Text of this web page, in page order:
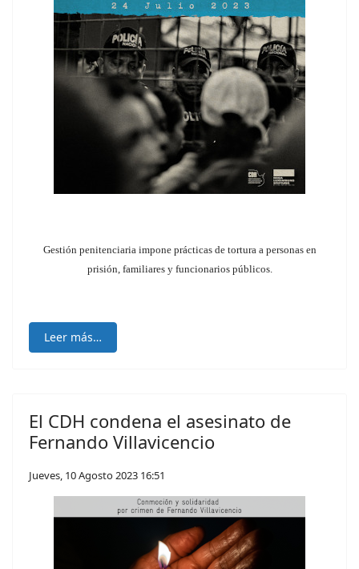
Gestión penitenciaria impone prácticas de tortura a personas en
prisión, familiares y funcionarios públicos.
Leer más…
El CDH condena el asesinato de
Fernando Villavicencio
Jueves, 10 Agosto 2023 16:51